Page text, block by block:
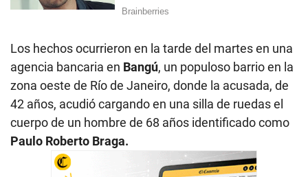
Los hechos ocurrieron en la tarde del martes en una
agencia bancaria en Bangú, un populoso barrio en la
zona oeste de Río de Janeiro, donde la acusada, de
42 años, acudió cargando en una silla de ruedas el
cuerpo de un hombre de 68 años identificado como
Paulo Roberto Braga.